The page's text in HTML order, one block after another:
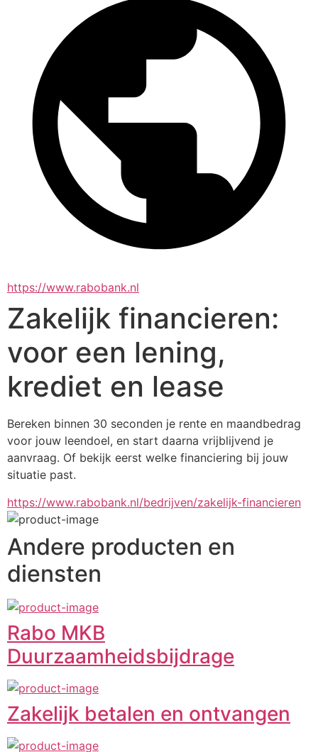
https://www.rabobank.nl
Zakelijk financieren:
voor een lening,
krediet en lease
Bereken binnen 30 seconden je rente en maandbedrag
voor jouw leendoel, en start daarna vrijblijvend je
aanvraag. Of bekijk eerst welke financiering bij jouw
situatie past.
https://www.rabobank.nl/bedrijven/zakelijk-financieren
Andere producten en
diensten
Rabo MKB
Duurzaamheidsbijdrage
Zakelijk betalen en ontvangen